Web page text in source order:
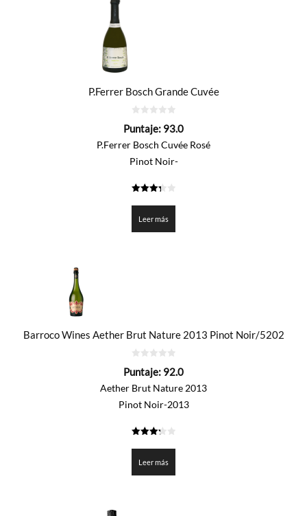
P.Ferrer Bosch Grande Cuvée
de
Puntaje: 93.0
P.Ferrer Bosch Cuvée Rosé
Pinot Noir-
de 5
Leer más
Barroco Wines Aether Brut Nature 2013 Pinot Noir/5202
de
Puntaje: 92.0
Aether Brut Nature 2013
Pinot Noir-2013
de 5
Leer más